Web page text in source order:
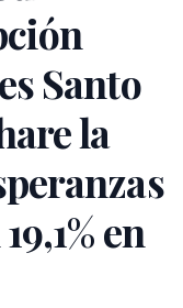
Santo
la
en